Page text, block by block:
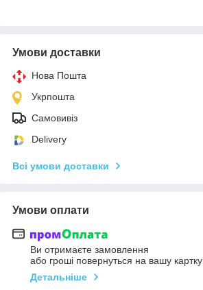
Умови доставки
Нова Пошта
Укрпошта
Самовивіз
Delivery
Всі умови доставки
Умови оплати
Ви отримаєте замовлення
або гроші повернуться на вашу картку
Детальніше